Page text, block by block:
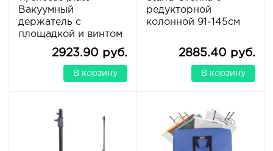
Вакуумный
держатель c
площадкой и винтом
2923.90 руб.
В корзину
редукторной
колонной 91-145см
2885.40 руб.
В корзину